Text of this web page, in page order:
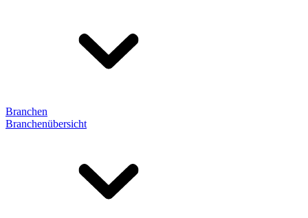
Branchen
Branchenübersicht